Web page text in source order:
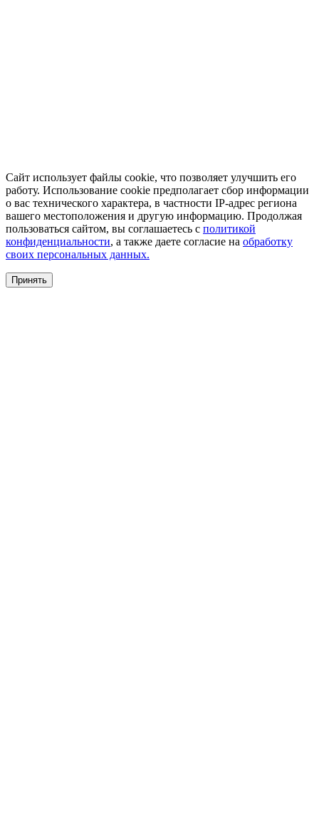
Сайт использует файлы cookie, что позволяет улучшить его
работу. Использование cookie предполагает сбор информации
о вас технического характера, в частности IP-адрес региона
вашего местоположения и другую информацию. Продолжая
пользоваться сайтом, вы соглашаетесь с политикой
конфиденциальности, а также даете согласие на обработку
своих персональных данных.
Принять